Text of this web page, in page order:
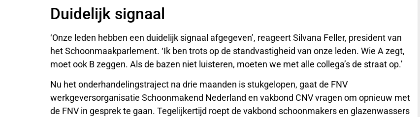
Duidelijk signaal
‘Onze leden hebben een duidelijk signaal afgegeven’, reageert Silvana Feller, president van
het Schoonmaakparlement. ‘Ik ben trots op de standvastigheid van onze leden. Wie A zegt,
moet ook B zeggen. Als de bazen niet luisteren, moeten we met alle collega’s de straat op.’
Nu het onderhandelingstraject na drie maanden is stukgelopen, gaat de FNV
werkgeversorganisatie Schoonmakend Nederland en vakbond CNV vragen om opnieuw met
de FNV in gesprek te gaan. Tegelijkertijd roept de vakbond schoonmakers en glazenwassers